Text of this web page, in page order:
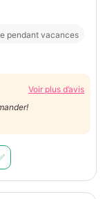
pendant vacances
Voir plus d’avis